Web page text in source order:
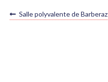
NAVIGATION
Article
Salle polyvalente de Barberaz